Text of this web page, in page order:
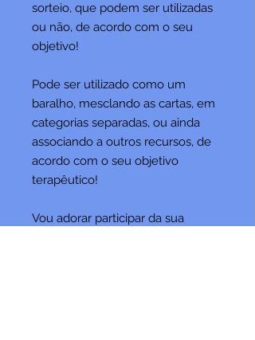
sorteio, que podem ser utilizadas
ou não, de acordo com o seu
objetivo!
Pode ser utilizado como um
baralho, mesclando as cartas, em
categorias separadas, ou ainda
associando a outros recursos, de
acordo com o seu objetivo
terapêutico!
Vou adorar participar da sua